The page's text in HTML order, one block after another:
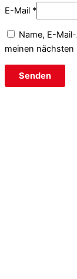
E-Mail *
Name, E-
meinen nächsten